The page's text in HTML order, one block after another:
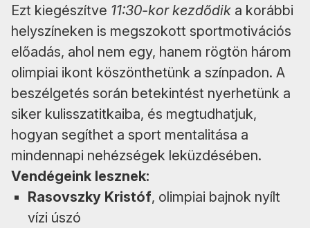
Ezt kiegészítve 11:30-kor kezdődik a korábbi
helyszíneken is megszokott sportmotivációs
előadás, ahol nem egy, hanem rögtön három
olimpiai ikont köszönthetünk a színpadon. A
beszélgetés során betekintést nyerhetünk a
siker kulisszatitkaiba, és megtudhatjuk,
hogyan segíthet a sport mentalitása a
mindennapi nehézségek leküzdésében.
Vendégeink lesznek:
Rasovszky Kristóf, olimpiai bajnok nyílt
vízi úszó